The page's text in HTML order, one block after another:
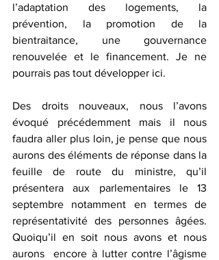
l’adaptation des logements, la
prévention, la promotion de la
bientraitance, une gouvernance
renouvelée et le financement. Je ne
pourrais pas tout développer ici.
Des droits nouveaux, nous l’avons
évoqué précédemment mais il nous
faudra aller plus loin, je pense que nous
aurons des éléments de réponse dans la
feuille de route du ministre, qu’il
présentera aux parlementaires le 13
septembre notamment en termes de
représentativité des personnes âgées.
Quoiqu’il en soit nous avons et nous
aurons  encore à lutter contre l’âgisme